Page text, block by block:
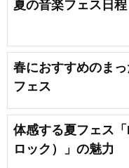
夏の音楽フェス日程
春におすすめのま
フェス
体感する夏フェス
ロック）」の魅力